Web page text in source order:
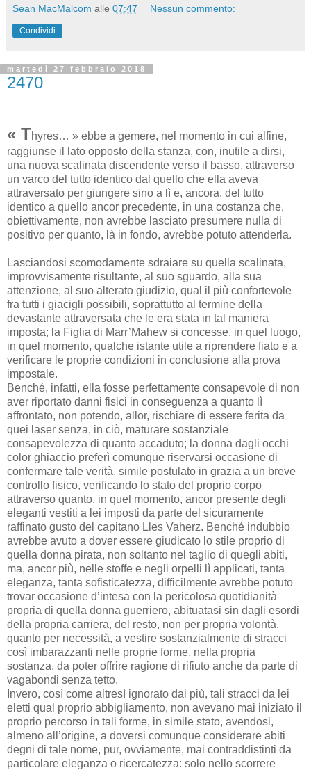
Sean MacMalcom alle 07:47 Nessun commento:
Condividi
martedì 27 febbraio 2018
2470
« Thyres… » ebbe a gemere, nel momento in cui alfine,
raggiunse il lato opposto della stanza, con, inutile a dirsi,
una nuova scalinata discendente verso il basso, attraverso
un varco del tutto identico dal quello che ella aveva
attraversato per giungere sino a lì e, ancora, del tutto
identico a quello ancor precedente, in una costanza che,
obiettivamente, non avrebbe lasciato presumere nulla di
positivo per quanto, là in fondo, avrebbe potuto attenderla.
Lasciandosi scomodamente sdraiare su quella scalinata,
improvvisamente risultante, al suo sguardo, alla sua
attenzione, al suo alterato giudizio, qual il più confortevole
fra tutti i giacigli possibili, soprattutto al termine della
devastante attraversata che le era stata in tal maniera
imposta; la Figlia di Marr’Mahew si concesse, in quel luogo,
in quel momento, qualche istante utile a riprendere fiato e a
verificare le proprie condizioni in conclusione alla prova
impostale.
Benché, infatti, ella fosse perfettamente consapevole di non
aver riportato danni fisici in conseguenza a quanto lì
affrontato, non potendo, allor, rischiare di essere ferita da
quei laser senza, in ciò, maturare sostanziale
consapevolezza di quanto accaduto; la donna dagli occhi
color ghiaccio preferì comunque riservarsi occasione di
confermare tale verità, simile postulato in grazia a un breve
controllo fisico, verificando lo stato del proprio corpo
attraverso quanto, in quel momento, ancor presente degli
eleganti vestiti a lei imposti da parte del sicuramente
raffinato gusto del capitano Lles Vaherz. Benché indubbio
avrebbe avuto a dover essere giudicato lo stile proprio di
quella donna pirata, non soltanto nel taglio di quegli abiti,
ma, ancor più, nelle stoffe e negli orpelli lì applicati, tanta
eleganza, tanta sofisticatezza, difficilmente avrebbe potuto
trovar occasione d’intesa con la pericolosa quotidianità
propria di quella donna guerriero, abituatasi sin dagli esordi
della propria carriera, del resto, non per propria volontà,
quanto per necessità, a vestire sostanzialmente di stracci
così imbarazzanti nelle proprie forme, nella propria
sostanza, da poter offrire ragione di rifiuto anche da parte di
vagabondi senza tetto.
Invero, così come altresì ignorato dai più, tali stracci da lei
eletti qual proprio abbigliamento, non avevano mai iniziato il
proprio percorso in tali forme, in simile stato, avendosi,
almeno all’origine, a doversi comunque considerare abiti
degni di tale nome, pur, ovviamente, mai contraddistinti da
particolare eleganza o ricercatezza: solo nello scorrere